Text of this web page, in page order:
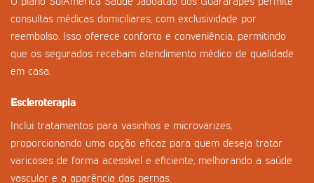
consultas médicas domiciliares, com exclusividade por
reembolso. Isso oferece conforto e conveniência, permitindo
que os segurados recebam atendimento médico de qualidade
em casa.
Escleroterapia
Inclui tratamentos para vasinhos e microvarizes,
proporcionando uma opção eficaz para quem deseja tratar
varicoses de forma acessível e eficiente, melhorando a saúde
vascular e a aparência das pernas.